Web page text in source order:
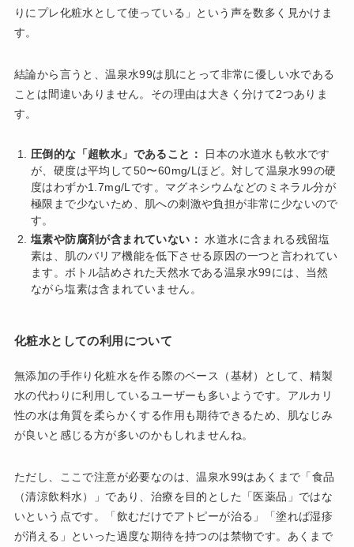
りにプレ化粧水として使っている」という声を数多く見かけま
す。
結論から言うと、温泉水99は肌にとって非常に優しい水である
ことは間違いありません。その理由は大きく分けて2つありま
す。
圧倒的な「超軟水」であること：
日本の水道水も軟水です
が、硬度は平均して50〜60mg/Lほど。対して温泉水99の硬
度はわずか1.7mg/Lです。マグネシウムなどのミネラル分が
極限まで少ないため、肌への刺激や負担が非常に少ないので
す。
塩素や防腐剤が含まれていない： 水道水に含まれる残留塩
素は、肌のバリア機能を低下させる原因の一つと言われてい
ます。ボトル詰めされた天然水である温泉水99には、当然
ながら塩素は含まれていません。
化粧水としての利用について
無添加の手作り化粧水を作る際のベース（基材）として、精製
水の代わりに利用しているユーザーも多いようです。アルカリ
性の水は角質を柔らかくする作用も期待できるため、肌なじみ
が良いと感じる方が多いのかもしれませんね。
ただし、ここで注意が必要なのは、温泉水99はあくまで「食品
（清涼飲料水）」であり、治療を目的とした「医薬品」ではな
いという点です。「飲むだけでアトピーが治る」「塗れば湿疹
が消える」といった過度な期待を持つのは禁物です。あくまで